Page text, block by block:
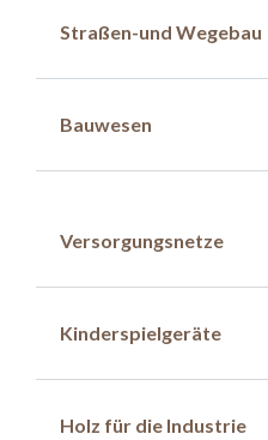
Straßen-und Wegebau
Bauwesen
Versorgungsnetze
Kinderspielgeräte
Holz für die Industrie